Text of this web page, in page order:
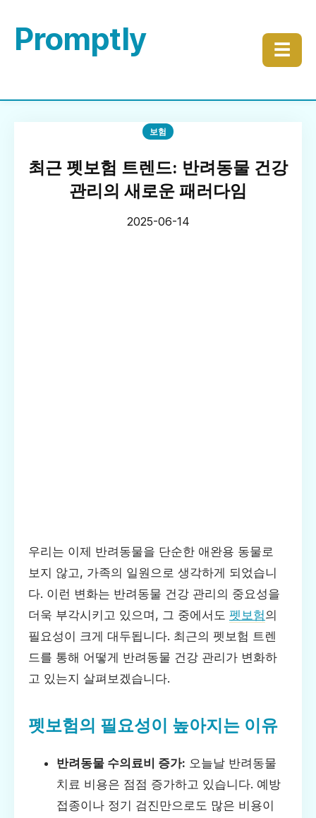
Promptly ☰
보험
최근 펫보험 트렌드: 반려동물 건강
관리의 새로운 패러다임
2025-06-14
우리는 이제 반려동물을 단순한 애완용 동물로
보지 않고, 가족의 일원으로 생각하게 되었습니
다. 이런 변화는 반려동물 건강 관리의 중요성을
더욱 부각시키고 있으며, 그 중에서도 펫보험의
필요성이 크게 대두됩니다. 최근의 펫보험 트렌
드를 통해 어떻게 반려동물 건강 관리가 변화하
고 있는지 살펴보겠습니다.
펫보험의 필요성이 높아지는 이유
반려동물 수의료비 증가: 오늘날 반려동물
치료 비용은 점점 증가하고 있습니다. 예방
접종이나 정기 검진만으로도 많은 비용이